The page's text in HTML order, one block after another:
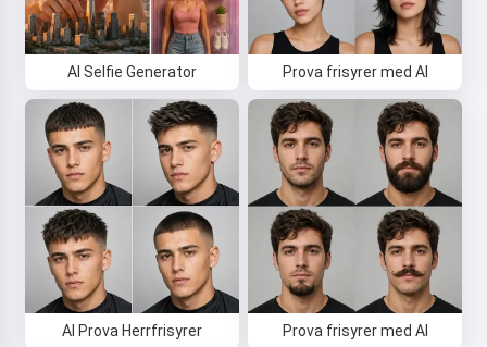
AI Selfie Generator Prova frisyrer med AI
AI Prova Herrfrisyrer Prova frisyrer med AI